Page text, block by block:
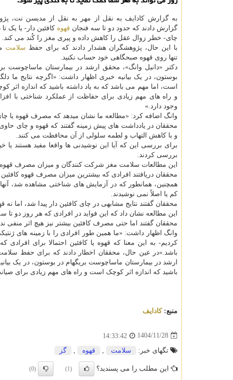
به گزارش کادایف به نقل از مهر به نقل از مدیسن نت،
گزارش دادند که حدود دو تا سه فنجان قهوه کافئین دار- یا یک
چای- خطر زوال عقل را کاهش داده و پیری مغز را کُند می کند.
با این حال، پژوهشگران هشدار دادند که برای حفظ سلامت
تنها روی قهوه صبحگاهی خود حساب نکنید.
دکتر «دانیل وانگ»، محقق ارشد در بیمارستان ماساچوست
بوستون، در یک بیانیه خبری اظهار داشت: «اگرچه نتایج ما
است، اما مهم می باشد که به یاد داشته باشید که اندازه اثر
و راه های مهم زیادی برای حفاظت از عملکرد شناختی با
وجود دارد.»
وانگ اضافه کرد: «مطالعه ما نشان میدهد که مصرف قهوه یا
محققان در یادداشت های پیش زمینه گفتند که قهوه و چای
و با کاهش التهاب و لطمه سلولی از آن محافظت می کنند.
بررسی کردند.
این مطالعات سلامت مغز شرکت کنندگان و میزان مصرف قهوه یا چای آنها را
محققان دریافتند افرادی که بیشترین میزان مصرف قهوه کافئین دار را داشتند، ۱۸٪ کمتر در معرض خطر
کم یا اصلاً نمی نوشیدند.
محققان گفتند نتایج مشابهی در چای کافئین دار پیدا شد، اما
این مطالعه نشان داد که این فواید در افرادی که هر روز دو
محققان گفتند اما حتی مصرف کافئین بیشتر نیز هیچ اثر منفی
وانگ اظهار داشت: «ما همین طور افرادی را با زمینه های
کردیم- به این معنا که قهوه یا کافئین احتمالا برای افرادی
باشد.»در عین حال، محققان اخطار دادند که برای حفظ
ارشد در بیمارستان ماساچوست بریگهام در بوستون، در یک
باشید که اندازه اثر کوچک است و راه های مهم زیادی برای
منبع:كادایف
1404/11/28
14:33:42
تگهای خبر: سلامت , قهوه , گز
این مطلب را می پسندید؟ (1)
(0)